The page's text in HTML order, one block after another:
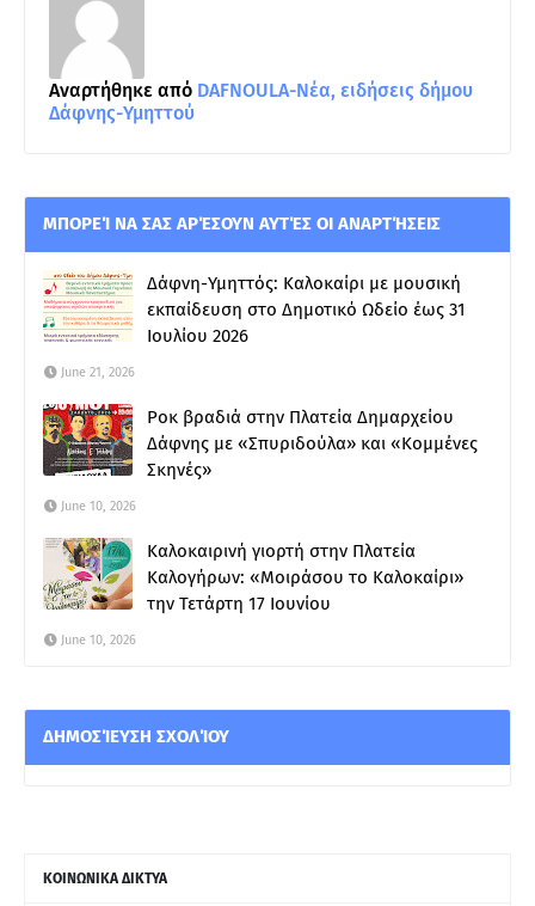
Αναρτήθηκε από DAFNOULA-Νέα, ειδήσεις δήμου
Δάφνης-Υμηττού
ΜΠΟΡΕΊ ΝΑ ΣΑΣ ΑΡΈΣΟΥΝ ΑΥΤΈΣ ΟΙ ΑΝΑΡΤΉΣΕΙΣ
Δάφνη-Υμηττός: Καλοκαίρι με μουσική
εκπαίδευση στο Δημοτικό Ωδείο έως 31
Ιουλίου 2026
June 21, 2026
Ροκ βραδιά στην Πλατεία Δημαρχείου
Δάφνης με «Σπυριδούλα» και «Κομμένες
Σκηνές»
June 10, 2026
Καλοκαιρινή γιορτή στην Πλατεία
Καλογήρων: «Μοιράσου το Καλοκαίρι»
την Τετάρτη 17 Ιουνίου
June 10, 2026
ΔΗΜΟΣΊΕΥΣΗ ΣΧΟΛΊΟΥ
ΚΟΙΝΩΝΙΚΑ ΔΙΚΤΥΑ